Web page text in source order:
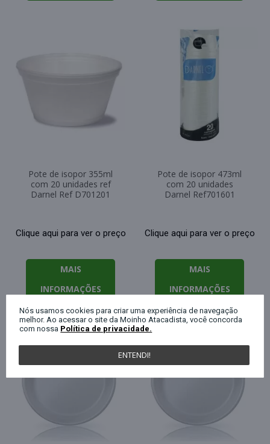
Pote de isopor 355ml
com 20 unidades ref
Darnel Ref D701201
Clique aqui para ver o preço
MAIS
INFORMAÇÕES
Pote de isopor 473ml
com 20 unidades
Darnel Ref701601
Clique aqui para ver o preço
MAIS
INFORMAÇÕES
Nós usamos cookies para criar uma experiência de navegação
melhor. Ao acessar o site da Moinho Atacadista, você concorda
com nossa Política de privacidade.
ENTENDI!